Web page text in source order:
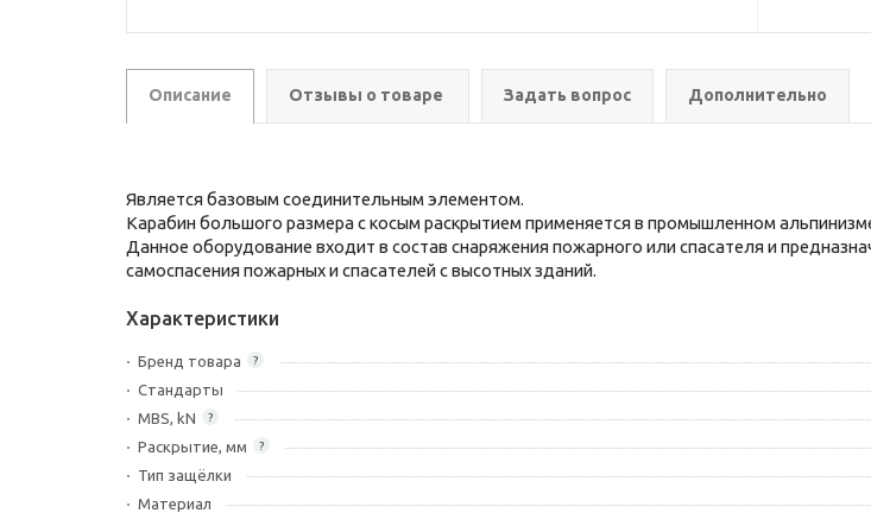
Описание Отзывы о товаре Задать вопрос Дополнительно
Является базовым соединительным элементом.
Карабин большого размера с косым раскрытием применяется в промышленном
Данное оборудование входит в состав снаряжения пожарного или спасателя и
самоспасения пожарных и спасателей с высотных зданий.
Характеристики
?
Бренд товара
Стандарты
?
MBS, kN
?
Раскрытие, мм
Тип защёлки
Материал